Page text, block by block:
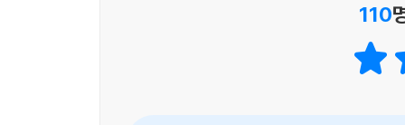
사람들, 아무런 의문 없이 믿고 복종할 준비
110